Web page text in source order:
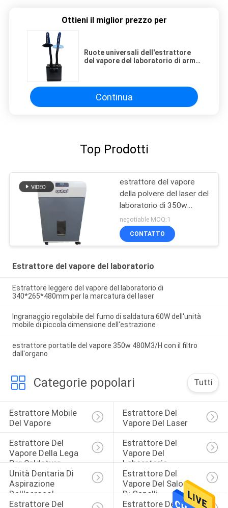
Ottieni il miglior prezzo per
Ruote universali dell'estrattore
del vapore del laboratorio di armi
Continua
Top Prodotti
estrattore del vapore
della polvere del laser del
laboratorio di 350w
HEPA
negotiable MOQ:1
CONTATTO
Estrattore del vapore del laboratorio
Estrattore leggero del vapore del laboratorio di
340*265*480mm per la marcatura del laser
Ingranaggio regolabile del fumo di saldatura 60W dell'unità
mobile di piccola dimensione dell'estrazione
estrattore portatile del vapore 350w 480M3/H con il filtro
dall'organo
Categorie popolari Tutti
Estrattore Mobile
Del Vapore
Estrattore Del
Vapore Del Laser
Estrattore Del
Vapore Della Lega
Per Saldatura
Estrattore Del
Vapore Del
Laboratorio
Unità Dentaria Di
Aspirazione
Dell'aerosol
Estrattore Del
Vapore Del Salone
Di Capelli
Estrattore Del
Estrattore Del